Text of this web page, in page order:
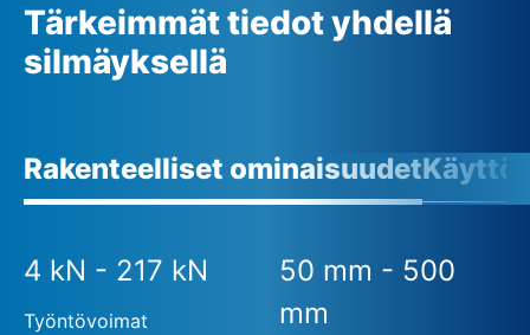
Tärkeimmät tiedot yhdellä
silmäyksellä
Rakenteelliset ominaisuudet
4 kN - 217 kN
Työntövoimat
50 mm - 500
mm